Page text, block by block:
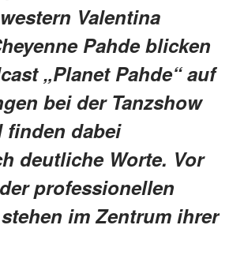
Valentina
Pahde blicken
„Planet Pahde“ auf
bei der Tanzshow
finden dabei
deutliche Worte. Vor
professionellen
im Zentrum ihrer